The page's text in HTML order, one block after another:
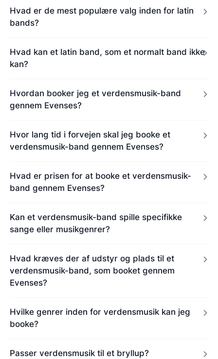
Hvad er de mest populære valg inden for latin
bands?
Hvad kan et latin band, som et normalt band ikke
kan?
Hvordan booker jeg et verdensmusik-band
gennem Evenses?
Hvor lang tid i forvejen skal jeg booke et
verdensmusik-band gennem Evenses?
Hvad er prisen for at booke et verdensmusik-
band gennem Evenses?
Kan et verdensmusik-band spille specifikke
sange eller musikgenrer?
Hvad kræves der af udstyr og plads til et
verdensmusik-band, som booket gennem
Evenses?
Hvilke genrer inden for verdensmusik kan jeg
booke?
Passer verdensmusik til et bryllup?